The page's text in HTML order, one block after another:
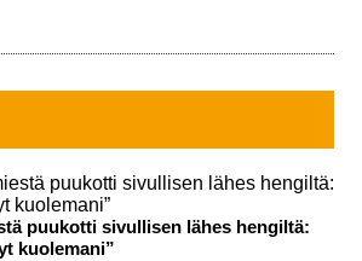
puukotti sivullisen lähes hengiltä:
kuolemani”